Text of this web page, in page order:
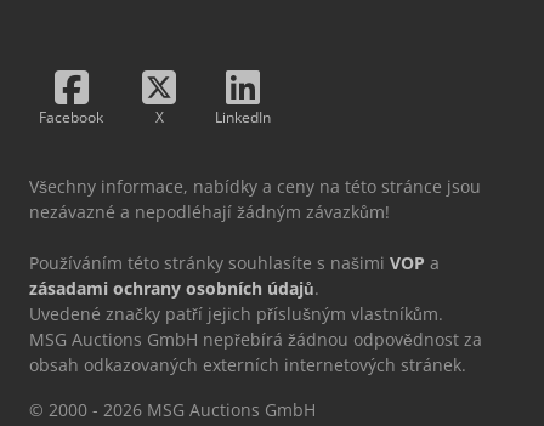
Facebook X LinkedIn
Všechny informace, nabídky a ceny na této stránce jsou
nezávazné a nepodléhají žádným závazkům!
Používáním této stránky souhlasíte s našimi VOP a
zásadami ochrany osobních údajů.
Uvedené značky patří jejich příslušným vlastníkům.
MSG Auctions GmbH nepřebírá žádnou odpovědnost za
obsah odkazovaných externích internetových stránek.
© 2000 - 2026 MSG Auctions GmbH